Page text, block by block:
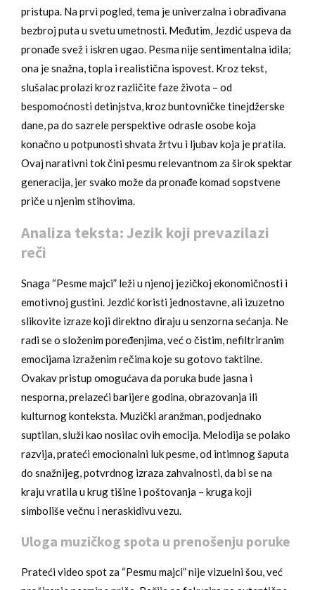
pristupa. Na prvi pogled, tema je univerzalna i obrađivana
bezbroj puta u svetu umetnosti. Međutim, Jezdić uspeva da
pronađe svež i iskren ugao. Pesma nije sentimentalna idila;
ona je snažna, topla i realistična ispovest. Kroz tekst,
slušalac prolazi kroz različite faze života – od
bespomoćnosti detinjstva, kroz buntovničke tinejdžerske
dane, pa do sazrele perspektive odrasle osobe koja
konačno u potpunosti shvata žrtvu i ljubav koja je pratila.
Ovaj narativni tok čini pesmu relevantnom za širok spektar
generacija, jer svako može da pronađe komad sopstvene
priče u njenim stihovima.
Analiza teksta: Jezik koji prevazilazi
reči
Snaga “Pesme majci” leži u njenoj jezičkoj ekonomičnosti i
emotivnoj gustini. Jezdić koristi jednostavne, ali izuzetno
slikovite izraze koji direktno diraju u senzorna sećanja. Ne
radi se o složenim poređenjima, već o čistim, nefiltriranim
emocijama izraženim rečima koje su gotovo taktilne.
Ovakav pristup omogućava da poruka bude jasna i
nesporna, prelazeći barijere godina, obrazovanja ili
kulturnog konteksta. Muzički aranžman, podjednako
suptilan, služi kao nosilac ovih emocija. Melodija se polako
razvija, prateći emocionalni luk pesme, od intimnog šaputa
do snažnijeg, potvrdnog izraza zahvalnosti, da bi se na
kraju vratila u krug tišine i poštovanja – kruga koji
simboliše večnu i neraskidivu vezu.
Uloga muzičkog spota u prenošenju poruke
Prateći video spot za “Pesmu majci” nije vizuelni šou, već